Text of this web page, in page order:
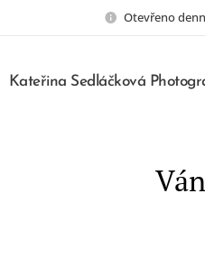
Otevřeno
Kateřina Sedláčková